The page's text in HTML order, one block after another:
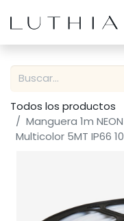
Todos los productos
Manguera 1m
Multicolor 5MT IP66